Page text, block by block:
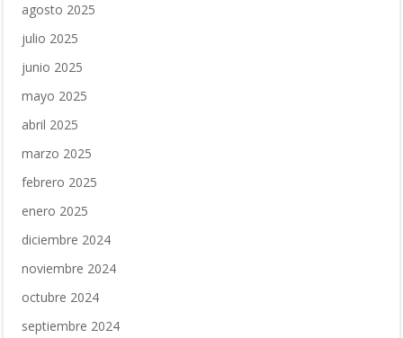
agosto 2025
julio 2025
junio 2025
mayo 2025
abril 2025
marzo 2025
febrero 2025
enero 2025
diciembre 2024
noviembre 2024
octubre 2024
septiembre 2024